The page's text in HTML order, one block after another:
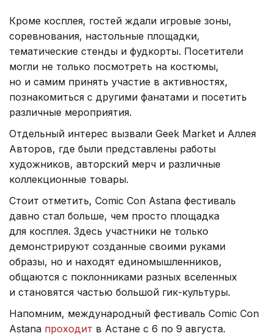
Кроме косплея, гостей ждали игровые зоны,
соревнования, настольные площадки,
тематические стенды и фудкорты. Посетители
могли не только посмотреть на костюмы,
но и самим принять участие в активностях,
познакомиться с другими фанатами и посетить
различные мероприятия.
Отдельный интерес вызвали Geek Market и Аллея
Авторов, где были представлены работы
художников, авторский мерч и различные
коллекционные товары.
Стоит отметить, Comic Con Astana фестиваль
давно стал больше, чем просто площадка
для косплея. Здесь участники не только
демонстрируют созданные своими руками
образы, но и находят единомышленников,
общаются с поклонниками разных вселенных
и становятся частью большой гик-культуры.
Напомним, международный фестиваль Comic Con
Astana проходит в Астане с 6 по 9 августа.